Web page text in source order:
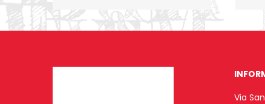
Via